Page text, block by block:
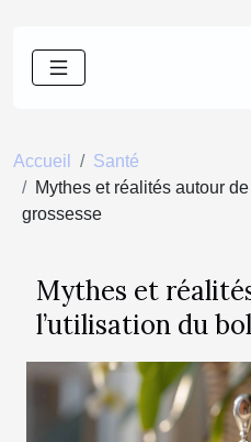
Accueil
Santé
Mythes et réalités autour
grossesse
Mythes et
l’utilisation du